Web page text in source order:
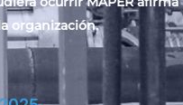
organización.